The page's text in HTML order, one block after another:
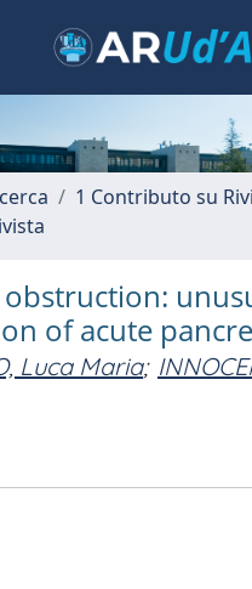
1 Contributo su
of acute
Luca Maria;